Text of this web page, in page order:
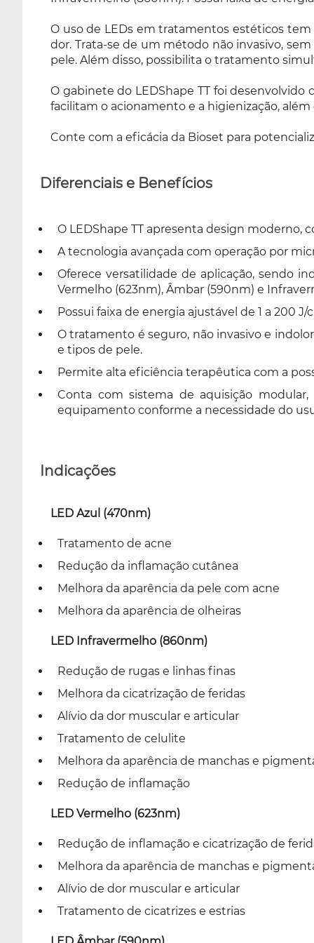
acionamento e a higienização, além de
apresentar um design diferenciado. Conte
com a eficácia da Bioset para potencializar
praticidade.
O uso de LEDs em tratamentos estéticos
dor. Trata-se de um método não invasivo,
pele. Além disso, possibilita o tratamento
O gabinete do LEDShape TT foi
facilitam o acionamento e a higienização,
Conte com a eficácia da Bioset para
Diferenciais e Benefícios
O LEDShape TT apresenta design
A tecnologia avançada com operação por
Oferece versatilidade de aplicação, sendo
Vermelho (623nm), Âmbar (590nm) e
Possui faixa de energia ajustável de 1 a 200
O tratamento é seguro, não invasivo e
e tipos de pele.
Permite alta eficiência terapêutica com a
Conta com sistema de aquisição
equipamento conforme a necessidade do
Indicações
LED Azul (470nm)
Tratamento de acne
Redução da inflamação cutânea
Melhora da aparência da pele com acne
Melhora da aparência de olheiras
LED Infravermelho (860nm)
Redução de rugas e linhas finas
Melhora da cicatrização de feridas
Alívio da dor muscular e articular
Tratamento de celulite
Melhora da aparência de manchas e
Redução de inflamação
LED Vermelho (623nm)
Redução de inflamação e cicatrização de
Melhora da aparência de manchas e
Alívio de dor muscular e articular
Tratamento de cicatrizes e estrias